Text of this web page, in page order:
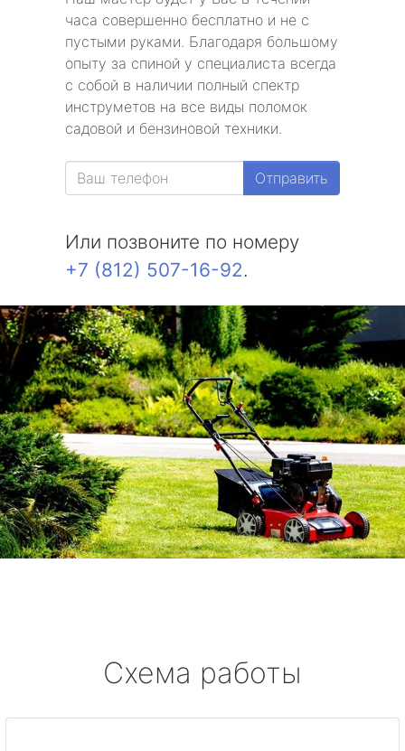
часа совершенно бесплатно и не с
пустыми руками. Благодаря большому
опыту за спиной у специалиста всегда
с собой в наличии полный спектр
инструметов на все виды поломок
садовой и бензиновой техники.
Отправить
Или позвоните по номеру
+7 (812) 507-16-92.
Схема работы